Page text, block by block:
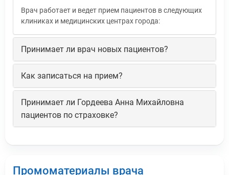
Врач работает и ведет прием пациентов в следующих
клиниках и медицинских центрах города:
Принимает ли врач новых пациентов?
Как записаться на прием?
Принимает ли Гордеева Анна Михайловна
пациентов по страховке?
Промоматериалы врача